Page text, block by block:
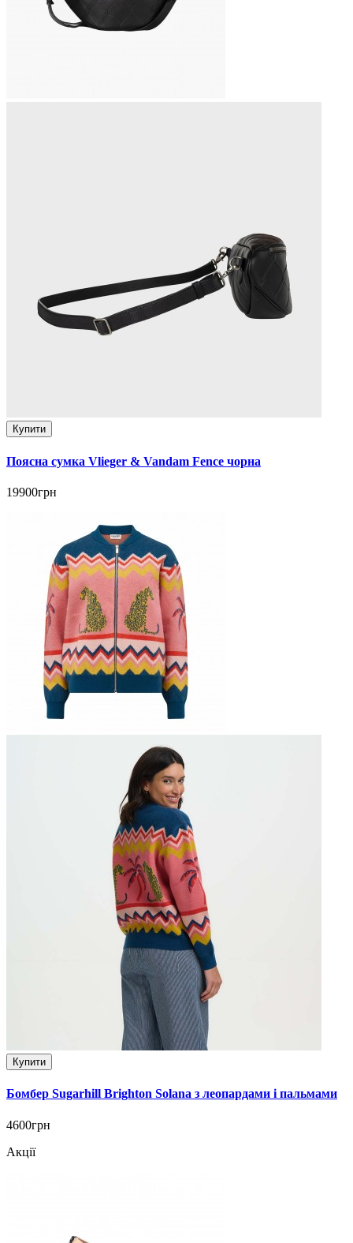
Купити
Поясна сумка Vlieger & Vandam Fence чорна
19900грн
Купити
Бомбер Sugarhill Brighton Solana з леопардами і пальмами
4600грн
Акції